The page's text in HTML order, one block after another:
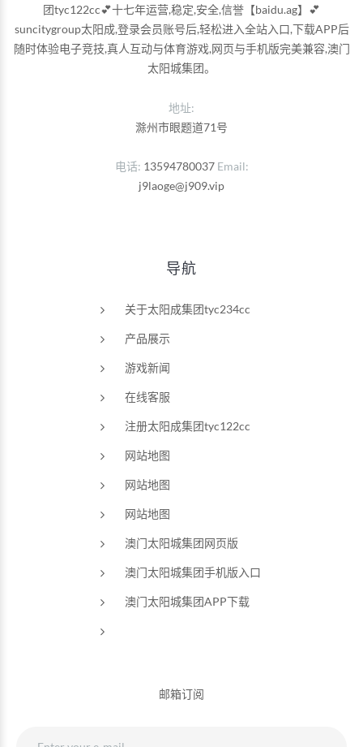
团tyc122cc💕十七年运营,稳定,安全,信誉【baidu.ag】💕
suncitygroup太阳成,登录会员账号后,轻松进入全站入口,下载APP后
随时体验电子竞技,真人互动与体育游戏,网页与手机版完美兼容,澳门
太阳城集团。
地址:
滁州市眼题道71号
电话 13594780037 Email
j9laoge@j909.vip
导航
关于太阳成集团tyc234cc
产品展示
游戏新闻
在线客服
注册太阳成集团tyc122cc
网站地图
网站地图
网站地图
澳门太阳城集团网页版
澳门太阳城集团手机版入口
澳门太阳城集团APP下载
邮箱订阅